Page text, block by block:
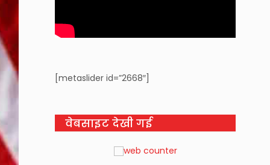
[metaslider id=”2668″]
वेबसाइट देखी गई